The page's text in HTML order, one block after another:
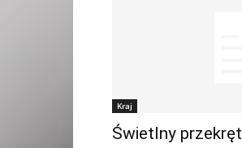
Kraj
Świetlny przekręt